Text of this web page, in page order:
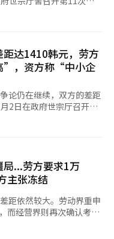
作时间和工作与生活的平
府计划支持
技术创新，如人工智能的
长金英勋
而是可以根据公司的情
以制定符合公司特点的制
证，因此我们将积极支持
人工智能（AI）系统翻译
界通过第四次修正案提出
次修正案的1410韩元缩
基本生活保障制度的受
的实际生活费用中位数也
强调：“由于未能充分发
行前瞻性和大胆的工资上
提议的时薪中包含了休
万韩元，这对处于经营
了无法承受的巨大压
见差异较大的情况下，
“应共同考虑社会责任，
论迈进。”※ 本报道经
距达1410韩元，劳方
”，资方称“中小企
论仍在继续，双方的差距
，劳动方通过第三次修正
1540韩元缩小至1410韩
保障制度的受益标准为
际生活费用中位数也为
调：“由于未能充分发挥
性和果断的提高。” 全
仙也指出：“劳动者在过
未能按面值完全获得最
...劳方要求1万
主张冻结
距依然较大。劳动界重申
而经营界则再次确认考虑
结工资是不可避免的。最